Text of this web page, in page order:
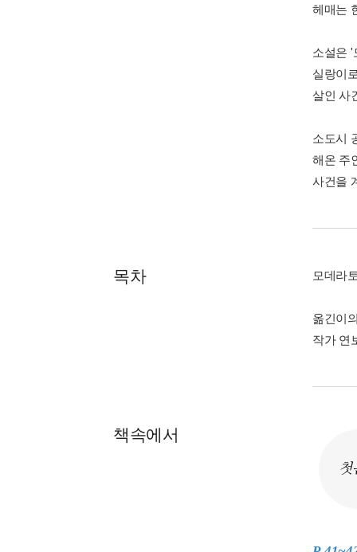
헤매는
소설은 '
실랑이
살인 사
소도시
해온 주
사건을
목차 모데라
옮긴이
작가 연
책속에서
첫